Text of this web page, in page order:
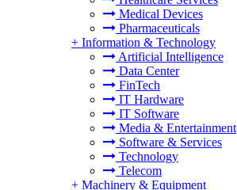
Medical Devices
Pharmaceuticals
+ Information & Technology
Artificial Intelligence
Data Center
FinTech
IT Hardware
IT Software
Media & Entertainment
Software & Services
Technology
Telecom
+ Machinery & Equipment